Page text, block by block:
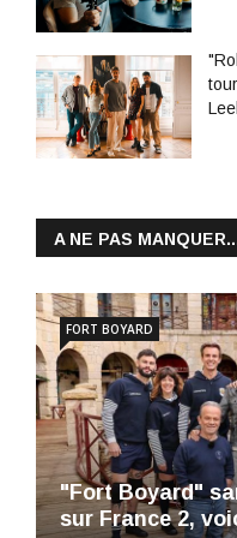
A NE PAS
"Fort Boyard"
sur France 2,
FORT BOYARD